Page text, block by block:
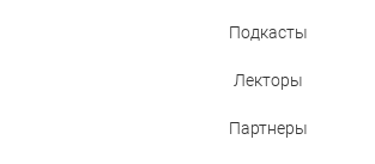
Подкасты
Лекторы
Партнеры